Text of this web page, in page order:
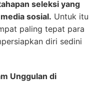
seleksi yang
sosial. Untuk itu
paling tepat para
diri sedini
Unggulan di